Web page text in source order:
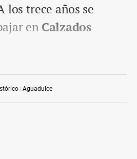
Aguadulce
los trece años se
en Calzados